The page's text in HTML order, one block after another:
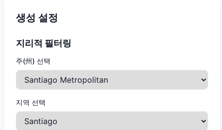
생성 설정
지리적 필터링
주(州) 선택
지역 선택